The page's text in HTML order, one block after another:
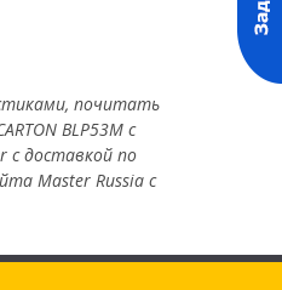
почитать
BLP53M с
с доставкой по
Master Russia с